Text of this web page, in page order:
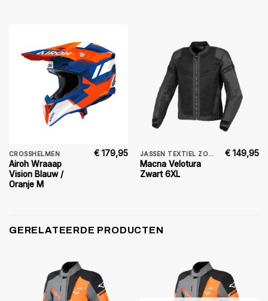
CROSSHELMEN
Airoh Wraaap
Vision Blauw /
Oranje M
€ 179,95 JASSEN TEXTIEL ZOMER
Macna Velotura
Zwart 6XL
€ 149,95
GERELATEERDE PRODUCTEN